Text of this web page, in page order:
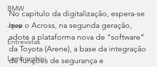
BMW
Jeep
Entrevistas
Lamborghini
No capítulo da digitalização, espera-se
que o Across, na segunda geração,
adote a plataforma nova de “software”
da Toyota (Arene), a base da integração
de funções de segurança e